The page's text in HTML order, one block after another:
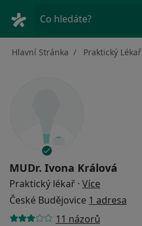
Co hledáte?
Hlavní Stránka Praktický Lékař
MUDr. Ivona Králová
Praktický lékař · Více
České Budějovice 1 adresa
11 názorů